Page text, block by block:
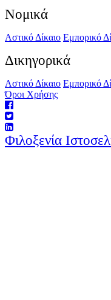
Νομικά
Αστικό Δίκαιο Εμπορικό
Δικηγορικά
Αστικό Δίκαιο Εμπορικό
Όροι Χρήσης
Φιλοξενία